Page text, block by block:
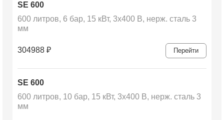
SE 600
600 литров, 6 бар, 15 кВт, 3х400 В, нерж. сталь 3
мм
304988 ₽ Перейти
SE 600
600 литров, 10 бар, 15 кВт, 3х400 В, нерж. сталь 3
мм